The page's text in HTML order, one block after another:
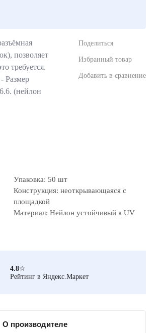
позволяет
требуется.
Размер
(нейлон
Поделиться
Избранный товар
Добавить в сравнение
Упаковка: 50 шт
Конструкция: неоткрывающаяся с
площадкой
Материал: Нейлон устойчивый к UV
4.8☆
Рейтинг в Яндекс.Маркет
О производителе